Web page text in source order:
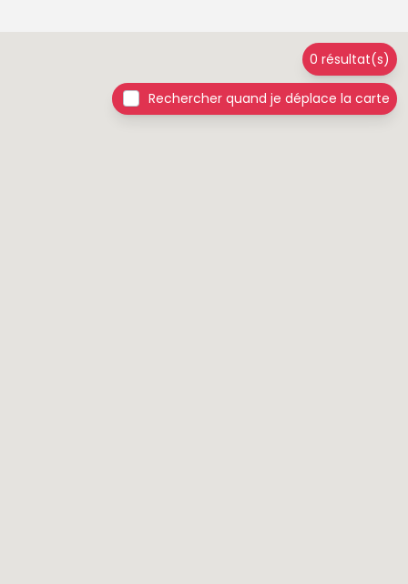
0 résultat(s)
Rechercher quand je déplace la carte